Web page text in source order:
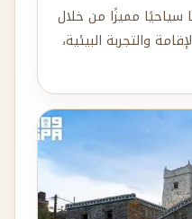
مميزًا من خلال
والتجربة البيئية،